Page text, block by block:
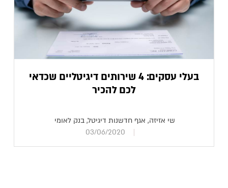
בעלי עסקים: 4 שירותים דיגיטליים שכדאי
לכם להכיר
שי אזיזה, אגף חדשנות דיגיטל, בנק לאומי
03/06/2020